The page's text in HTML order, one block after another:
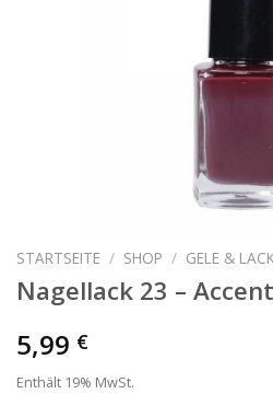
STARTSEITE / SHOP / GELE &
Nagellack 23 – Accent
5,99 €
Enthält 19% MwSt.